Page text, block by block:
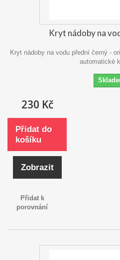
Kryt nádoby na
Kryt nádoby na vodu přední černý -
automatické
230 Kč
Přidat do
košíku
Zobrazit
Přidat k
porovnání